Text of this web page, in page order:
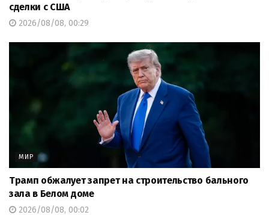
сделки с США
2026/08/08, 00:29
МИР
Трамп обжалует запрет на строительство бального
зала в Белом доме
2026/08/08, 00:02